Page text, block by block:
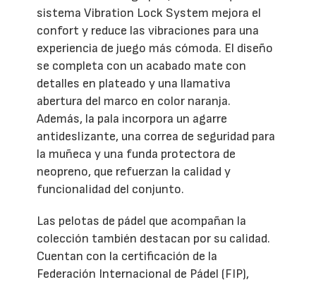
sistema Vibration Lock System mejora el
confort y reduce las vibraciones para una
experiencia de juego más cómoda. El diseño
se completa con un acabado mate con
detalles en plateado y una llamativa
abertura del marco en color naranja.
Además, la pala incorpora un agarre
antideslizante, una correa de seguridad para
la muñeca y una funda protectora de
neopreno, que refuerzan la calidad y
funcionalidad del conjunto.
Las pelotas de pádel que acompañan la
colección también destacan por su calidad.
Cuentan con la certificación de la
Federación Internacional de Pádel (FIP),